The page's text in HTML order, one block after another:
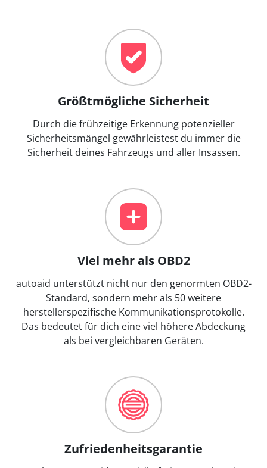
Größtmögliche Sicherheit
Durch die frühzeitige Erkennung potenzieller
Sicherheitsmängel gewährleistest du immer die
Sicherheit deines Fahrzeugs und aller Insassen.
Viel mehr als OBD2
autoaid unterstützt nicht nur den genormten OBD2-
Standard, sondern mehr als 50 weitere
herstellerspezifische Kommunikationsprotokolle.
Das bedeutet für dich eine viel höhere Abdeckung
als bei vergleichbaren Geräten.
Zufriedenheitsgarantie